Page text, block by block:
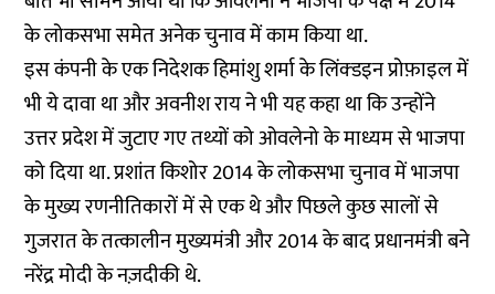
के लोकसभा समेत अनेक चुनाव में काम किया था.
इस कंपनी के एक निदेशक हिमांशु शर्मा के लिंक्डइन प्रोफ़ाइल में
भी ये दावा था और अवनीश राय ने भी यह कहा था कि उन्होंने
उत्तर प्रदेश में जुटाए गए तथ्यों को ओवलेनो के माध्यम से भाजपा
को दिया था. प्रशांत किशोर 2014 के लोकसभा चुनाव में भाजपा
के मुख्य रणनीतिकारों में से एक थे और पिछले कुछ सालों से
गुजरात के तत्कालीन मुख्यमंत्री और 2014 के बाद प्रधानमंत्री बने
नरेंद्र मोदी के नज़दीकी थे.